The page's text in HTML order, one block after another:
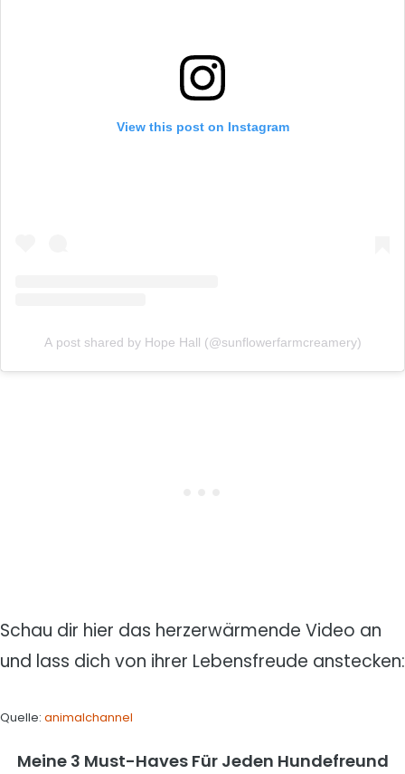
View this post on Instagram
A post shared by Hope Hall (@sunflowerfarmcreamery)
Schau dir hier das herzerwärmende Video an
und lass dich von ihrer Lebensfreude anstecken:
Quelle: animalchannel
Meine 3 Must-Haves Für Jeden Hundefreund​